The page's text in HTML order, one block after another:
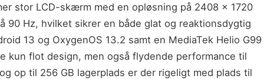
stor LCD-skærm med en opløsning på 2408 x 1720
90 Hz, hvilket sikrer en både glat og reaktionsdygtig
13 og OxygenOS 13.2 samt en MediaTek Helio G99
kun flot design, men også flydende performance til
op til 256 GB lagerplads er der rigeligt med plads til